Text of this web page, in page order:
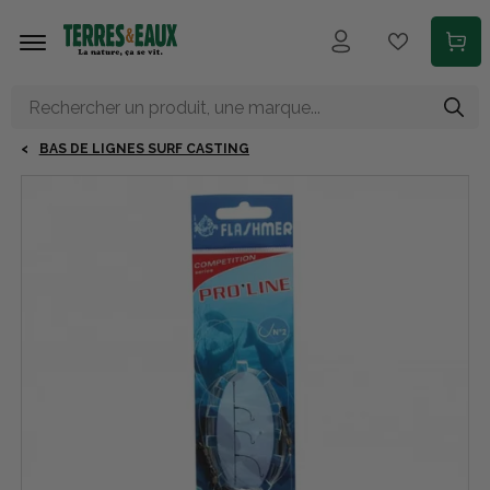
BAS DE LIGNES SURF CASTING